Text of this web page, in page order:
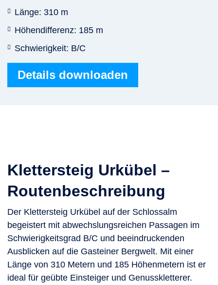
Länge: 310 m
Höhendifferenz: 185 m
Schwierigkeit: B/C
Details downloaden
Klettersteig Urkübel –
Routenbeschreibung
Der Klettersteig Urkübel auf der Schlossalm
begeistert mit abwechslungsreichen Passagen im
Schwierigkeitsgrad B/C und beeindruckenden
Ausblicken auf die Gasteiner Bergwelt. Mit einer
Länge von 310 Metern und 185 Höhenmetern ist er
ideal für geübte Einsteiger und Genusskletterer.